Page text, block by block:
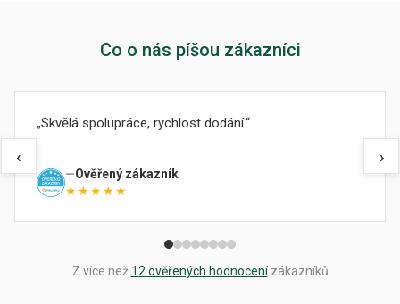
Co o nás píšou zákazníci
‹
Skvělá spolupráce, rychlost dodání.
Ověřený zákazník
★★★★★
›
Z více než 12 ověřených hodnocenízákazníků